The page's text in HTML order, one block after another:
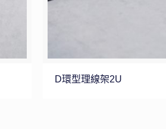
D環型理線架2U